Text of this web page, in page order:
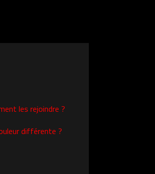
les rejoindre ?
différente ?